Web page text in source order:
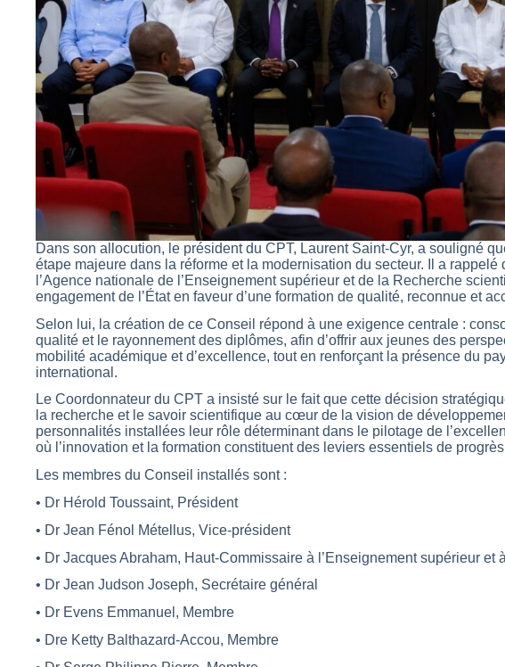
Dans son allocution, le président du CPT, Laurent Saint-Cyr, a souligné
étape majeure dans la réforme et la modernisation du secteur. Il a rappelé
l’Agence nationale de l’Enseignement supérieur et de la Recherche
engagement de l’État en faveur d’une formation de qualité, reconnue et
Selon lui, la création de ce Conseil répond à une exigence centrale :
qualité et le rayonnement des diplômes, afin d’offrir aux jeunes des
mobilité académique et d’excellence, tout en renforçant la présence du
international.
Le Coordonnateur du CPT a insisté sur le fait que cette décision
la recherche et le savoir scientifique au cœur de la vision de
personnalités installées leur rôle déterminant dans le pilotage de
où l’innovation et la formation constituent des leviers essentiels de
Les membres du Conseil installés sont :
• Dr Hérold Toussaint, Président
• Dr Jean Fénol Métellus, Vice-président
• Dr Jacques Abraham, Haut-Commissaire à l’Enseignement supérieur et
• Dr Jean Judson Joseph, Secrétaire général
• Dr Evens Emmanuel, Membre
• Dre Ketty Balthazard-Accou, Membre